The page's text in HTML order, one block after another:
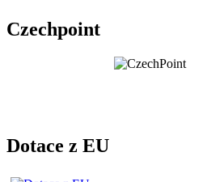
Czechpoint
Dotace z EU